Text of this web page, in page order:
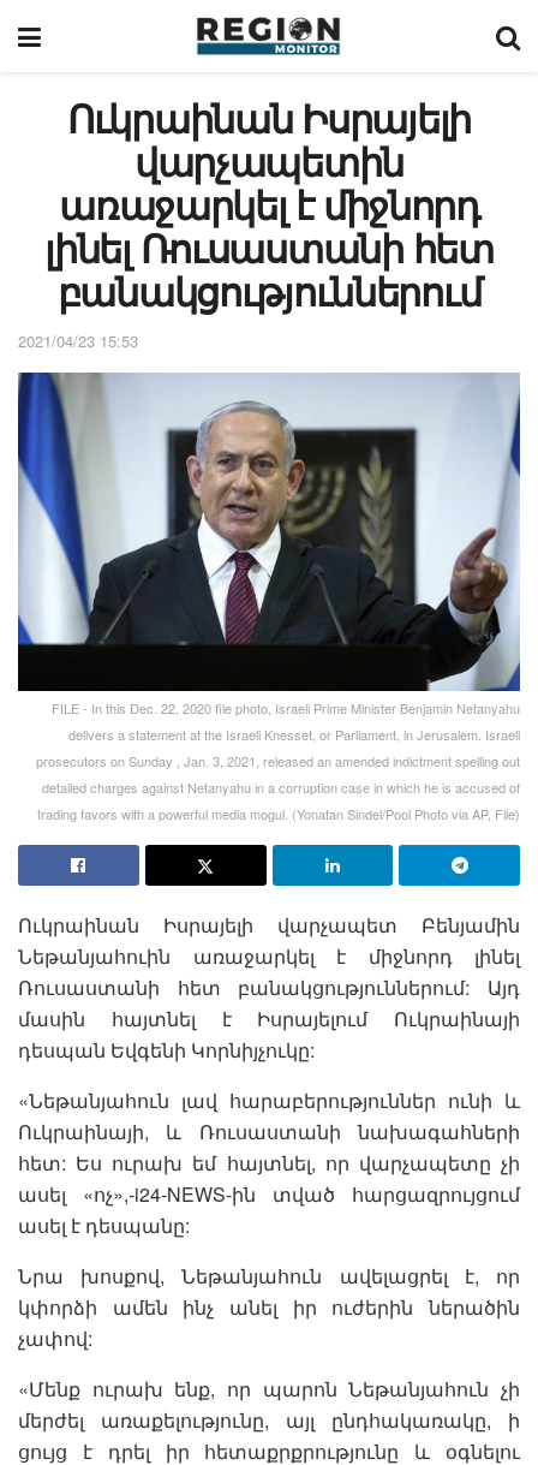
Ուկրաինան Իսրայելի
վարչապետին
առաջարկել է միջնորդ
լինել Ռուսաստանի հետ
բանակցություններում
2021/04/23 15:53
FILE - In this Dec. 22, 2020 file photo, Israeli Prime Minister Benjamin Netanyahu
delivers a statement at the Israeli Knesset, or Parliament, in Jerusalem. Israeli
prosecutors on Sunday , Jan. 3, 2021, released an amended indictment spelling out
detailed charges against Netanyahu in a corruption case in which he is accused of
trading favors with a powerful media mogul. (Yonatan Sindel/Pool Photo via AP, File)
Ուկրաինան Իսրայելի վարչապետ Բենյամին
Նեթանյահուին առաջարկել է միջնորդ լինել
Ռուսաստանի հետ բանակցություններում: Այդ
մասին հայտնել է Իսրայելում Ուկրաինայի
դեսպան Եվգենի Կորնիյչուկը:
«Նեթանյահուն լավ հարաբերություններ ունի և
Ուկրաինայի, և Ռուսաստանի նախագահների
հետ: Ես ուրախ եմ հայտնել, որ վարչապետը չի
ասել «ոչ»,-i24-NEWS-ին տված հարցազրույցում
ասել է դեսպանը:
Նրա խոսքով, Նեթանյահուն ավելացրել է, որ
կփորձի ամեն ինչ անել իր ուժերին ներածին
չափով:
«Մենք ուրախ ենք, որ պարոն Նեթանյահուն չի
մերժել առաքելությունը, այլ ընդհակառակը, ի
ցույց է դրել իր հետաքրքրությունը և օգնելու